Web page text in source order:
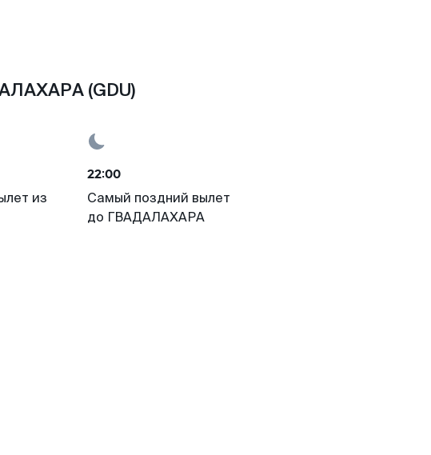
(GDU)
из
22:00
Самый поздний вылет
до ГВАДАЛАХАРА